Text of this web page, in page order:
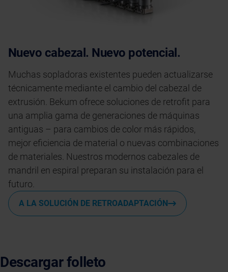
Nuevo cabezal. Nuevo potencial.
Muchas sopladoras existentes pueden actualizarse
técnicamente mediante el cambio del cabezal de
extrusión. Bekum ofrece soluciones de retrofit para
una amplia gama de generaciones de máquinas
antiguas – para cambios de color más rápidos,
mejor eficiencia de material o nuevas combinaciones
de materiales. Nuestros modernos cabezales de
mandril en espiral preparan su instalación para el
futuro.
A LA SOLUCIÓN DE RETROADAPTACIÓN
Descargar folleto